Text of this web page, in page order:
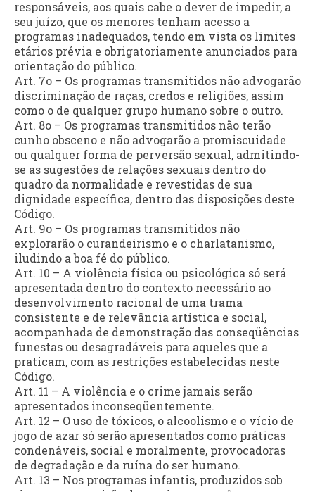
responsáveis, aos quais cabe o dever de impedir, a
seu juízo, que os menores tenham acesso a
programas inadequados, tendo em vista os limites
etários prévia e obrigatoriamente anunciados para
orientação do público.
Art. 7o – Os programas transmitidos não advogarão
discriminação de raças, credos e religiões, assim
como o de qualquer grupo humano sobre o outro.
Art. 8o – Os programas transmitidos não terão
cunho obsceno e não advogarão a promiscuidade
ou qualquer forma de perversão sexual, admitindo-
se as sugestões de relações sexuais dentro do
quadro da normalidade e revestidas de sua
dignidade específica, dentro das disposições deste
Código.
Art. 9o – Os programas transmitidos não
explorarão o curandeirismo e o charlatanismo,
iludindo a boa fé do público.
Art. 10 – A violência física ou psicológica só será
apresentada dentro do contexto necessário ao
desenvolvimento racional de uma trama
consistente e de relevância artística e social,
acompanhada de demonstração das conseqüências
funestas ou desagradáveis para aqueles que a
praticam, com as restrições estabelecidas neste
Código.
Art. 11 – A violência e o crime jamais serão
apresentados inconseqüentemente.
Art. 12 – O uso de tóxicos, o alcoolismo e o vício de
jogo de azar só serão apresentados como práticas
condenáveis, social e moralmente, provocadoras
de degradação e da ruína do ser humano.
Art. 13 – Nos programas infantis, produzidos sob